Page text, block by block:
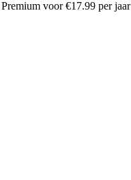
voor €17.99 per jaar